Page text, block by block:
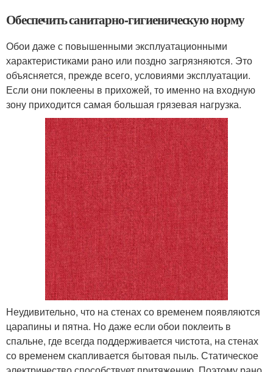
Обеспечить санитарно-гигиеническую норму
Обои даже с повышенными эксплуатационными
характеристиками рано или поздно загрязняются. Это
объясняется, прежде всего, условиями эксплуатации.
Если они поклеены в прихожей, то именно на входную
зону приходится самая большая грязевая нагрузка.
Неудивительно, что на стенах со временем появляются
царапины и пятна. Но даже если обои поклеить в
спальне, где всегда поддерживается чистота, на стенах
со временем скапливается бытовая пыль. Статическое